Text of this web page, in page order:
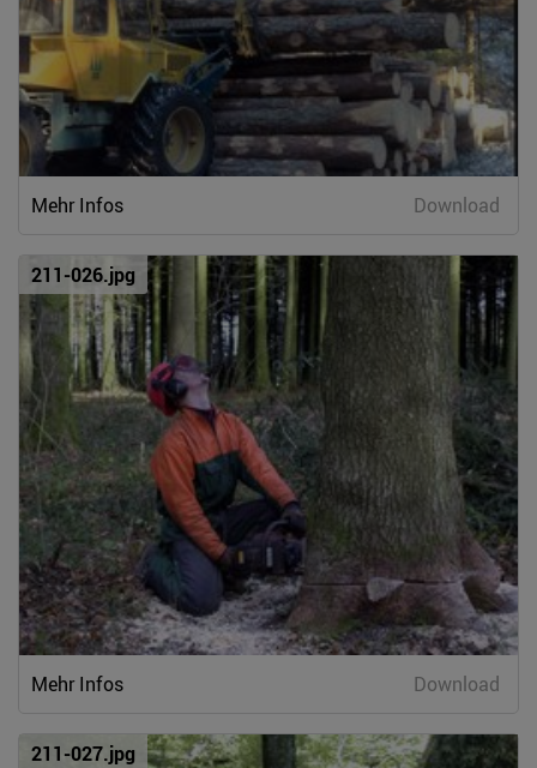
Mehr Infos Download
211-026.jpg
Mehr Infos Download
211-027.jpg